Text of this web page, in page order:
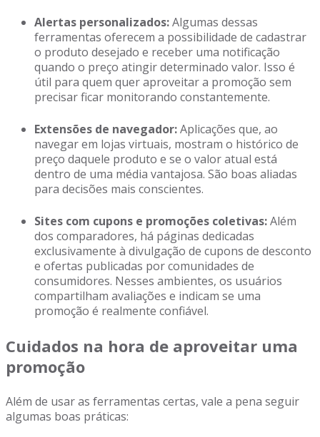
Alertas personalizados:Algumas dessas
ferramentas oferecem a possibilidade de cadastrar
o produto desejado e receber uma notificação
quando o preço atingir determinado valor. Isso é
útil para quem quer aproveitar a promoção sem
precisar ficar monitorando constantemente.
Extensões de navegador:Aplicações que, ao
navegar em lojas virtuais, mostram o histórico de
preço daquele produto e se o valor atual está
dentro de uma média vantajosa. São boas aliadas
para decisões mais conscientes.
Sites com cupons e promoções coletivas:Além
dos comparadores, há páginas dedicadas
exclusivamente à divulgação de cupons de desconto
e ofertas publicadas por comunidades de
consumidores. Nesses ambientes, os usuários
compartilham avaliações e indicam se uma
promoção é realmente confiável.
Cuidados na hora de aproveitar uma
promoção
Além de usar as ferramentas certas, vale a pena seguir
algumas boas práticas: